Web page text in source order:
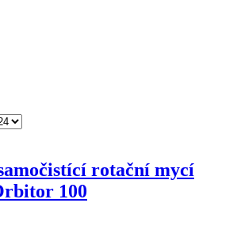
rotační mycí
100